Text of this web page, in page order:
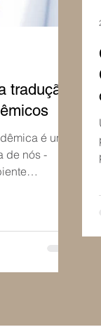
é um
de nós -